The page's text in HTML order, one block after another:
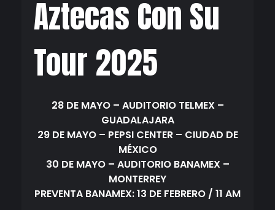
Aztecas Con Su
Tour 2025
28 DE MAYO – AUDITORIO TELMEX –
GUADALAJARA
29 DE MAYO – PEPSI CENTER – CIUDAD DE
MÉXICO
30 DE MAYO – AUDITORIO BANAMEX –
MONTERREY
PREVENTA BANAMEX: 13 DE FEBRERO / 11 AM